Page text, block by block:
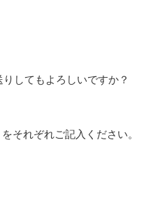
してもよろしいですか？
それぞれご記入ください。